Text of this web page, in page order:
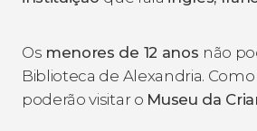
Os menores de 12 anos não
Biblioteca de Alexandria.
poderão visitar o Museu da